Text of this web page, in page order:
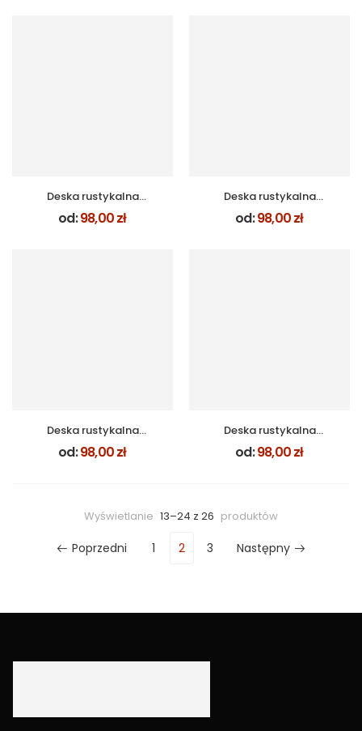
Deska rustykalna
MAHOŃ
od:98,00zł
Deska rustykalna
CIEMNY DĄB
od:98,00zł
Deska rustykalna
WENGE
od:98,00zł
Deska rustykalna
ANTRACYT
od:98,00zł
Wyświetlanie 13–24 z 26 produktów
Poprzedni 1 2 3 Następny